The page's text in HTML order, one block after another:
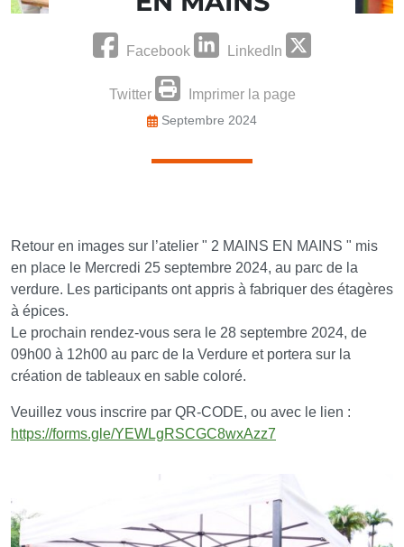
Facebook LinkedIn
Twitter Imprimer la page
Septembre 2024
Retour en images sur l’atelier " 2 MAINS EN MAINS " mis
en place le Mercredi 25 septembre 2024, au parc de la
verdure. Les participants ont appris à fabriquer des étagères
à épices.
Le prochain rendez-vous sera le 28 septembre 2024, de
09h00 à 12h00 au parc de la Verdure et portera sur la
création de tableaux en sable coloré.
Veuillez vous inscrire par QR-CODE, ou avec le lien :
https://forms.gle/YEWLgRSCGC8wxAzz7